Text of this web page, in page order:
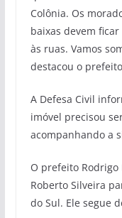
Colônia. Os
baixas devem
às ruas. Vamos
destacou o
A Defesa Civil
imóvel precisou
acompanhando a
O prefeito
Roberto Silveira
do Sul. Ele segue